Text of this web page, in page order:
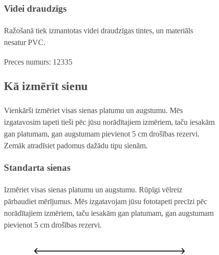
Videi draudzīgs
Ražošanā tiek izmantotas videi draudzīgas tintes, un materiāls
nesatur PVC.
Preces numurs: 12335
Kā izmērīt sienu
Vienkārši izmēriet visas sienas platumu un augstumu. Mēs
izgatavosim tapeti tieši pēc jūsu norādītajiem izmēriem, taču iesakām
gan platumam, gan augstumam pievienot 5 cm drošības rezervi.
Zemāk atradīsiet padomus dažādu tipu sienām.
Standarta sienas
Izmēriet visas sienas platumu un augstumu. Rūpīgi vēlreiz
pārbaudiet mērījumus. Mēs izgatavojam jūsu fototapeti precīzi pēc
norādītajiem izmēriem, taču iesakām gan platumam, gan augstumam
pievienot 5 cm drošības rezervi.